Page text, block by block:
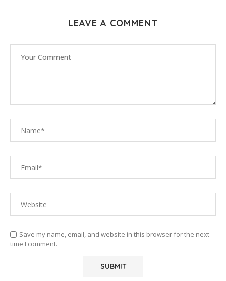
LEAVE A COMMENT
Save my name, email, and website in this browser for the next
time I comment.